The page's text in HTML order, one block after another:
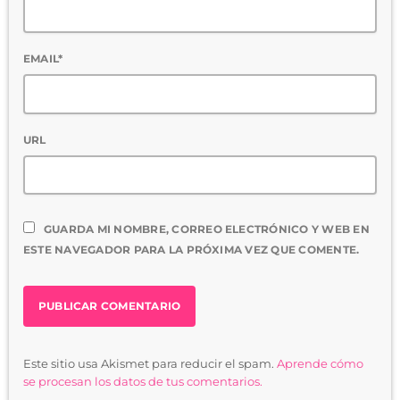
EMAIL*
URL
GUARDA MI NOMBRE, CORREO ELECTRÓNICO Y WEB EN
ESTE NAVEGADOR PARA LA PRÓXIMA VEZ QUE COMENTE.
Este sitio usa Akismet para reducir el spam. Aprende cómo
se procesan los datos de tus comentarios.